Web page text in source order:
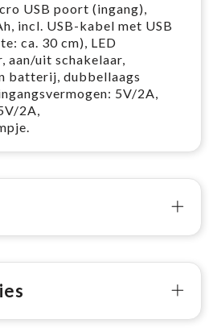
USB poort (ingang),
incl. USB-kabel met USB
ca. 30 cm), LED
aan/uit schakelaar,
batterij, dubbellaags
5V/2A,
2A,